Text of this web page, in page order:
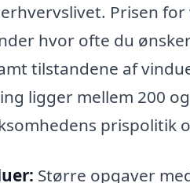
Prisen
hvor ofte du
tilstandene af
ligger mellem 200
prispolitik
Større opgaver